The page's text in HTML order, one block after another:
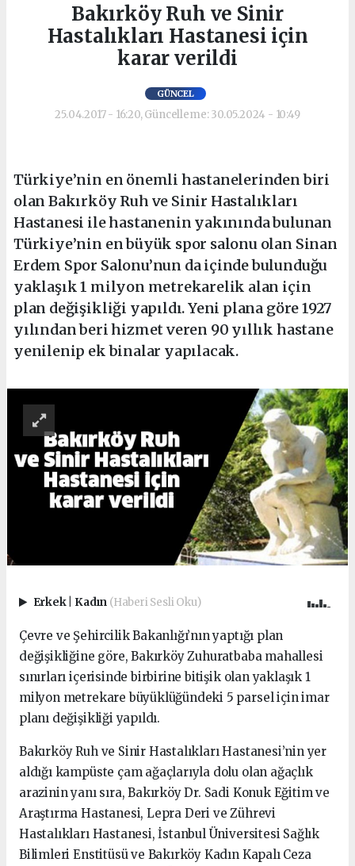
Bakırköy Ruh ve Sinir
Hastalıkları Hastanesi için
karar verildi
GÜNCEL
25.04.2017 - 16:20, Güncelleme: 30.05.2024 - 10:49
Türkiye’nin en önemli hastanelerinden biri
olan Bakırköy Ruh ve Sinir Hastalıkları
Hastanesi ile hastanenin yakınında bulunan
Türkiye’nin en büyük spor salonu olan Sinan
Erdem Spor Salonu’nun da içinde bulunduğu
yaklaşık 1 milyon metrekarelik alan için
plan değişikliği yapıldı. Yeni plana göre 1927
yılından beri hizmet veren 90 yıllık hastane
yenilenip ek binalar yapılacak.
Erkek Kadın (Haberi Sesli Oku)
Çevre ve Şehircilik Bakanlığı’nın yaptığı plan
değişikliğine göre, Bakırköy Zuhuratbaba mahallesi
sınırları içerisinde birbirine bitişik olan yaklaşık 1
milyon metrekare büyüklüğündeki 5 parsel için imar
planı değişikliği yapıldı.
Bakırköy Ruh ve Sinir Hastalıkları Hastanesi’nin yer
aldığı kampüste çam ağaçlarıyla dolu olan ağaçlık
arazinin yanı sıra, Bakırköy Dr. Sadi Konuk Eğitim ve
Araştırma Hastanesi, Lepra Deri ve Zührevi
Hastalıkları Hastanesi, İstanbul Üniversitesi Sağlık
Bilimleri Enstitüsü ve Bakırköy Kadın Kapalı Ceza